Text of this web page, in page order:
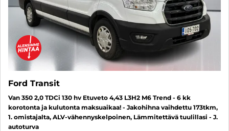
Ford Transit
Van 350 2,0 TDCi 130 hv Etuveto 4,43 L3H2 M6 Trend - 6 kk
korotonta ja kulutonta maksuaikaa! - Jakohihna vaihdettu 173tkm,
1. omistajalta, ALV-vähennyskelpoinen, Lämmitettävä tuulillasi - J.
autoturva